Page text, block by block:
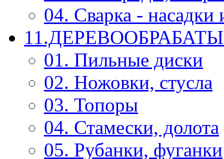
04. Сварка -
01. Пильные диски
02. Ножовки, стусла
03. Топоры
04. Стамески, долота
05. Рубанки, фуганки